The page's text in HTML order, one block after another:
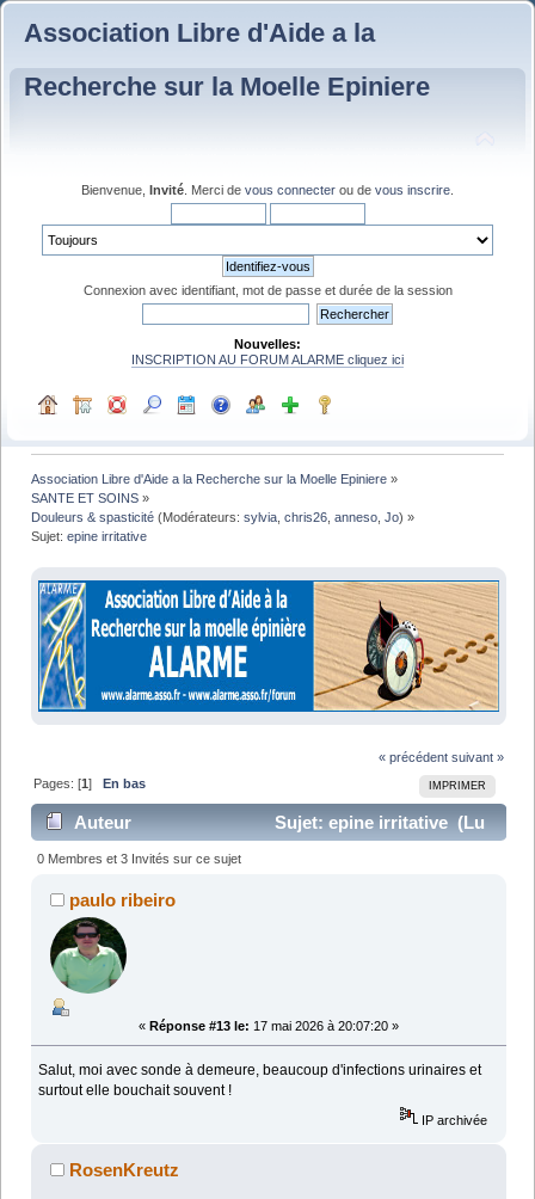
Association Libre d'Aide a la
Recherche sur la Moelle Epiniere
Bienvenue, Invité . Merci de vous connecter ou de vous inscrire
Connexion avec identifiant, mot de passe et durée de la session
Nouvelles:
INSCRIPTION AU FORUM ALARME cliquez ici
Association Libre d'Aide a la Recherche sur la Moelle Epiniere »
SANTE ET SOINS »
Douleurs & spasticité (Modérateurs:sylvia ,chris26 ,anneso ,Jo) »
Sujet:epine irritative
« précédent suivant »
IMPRIMER
Pages: [1] En bas
Auteur
Sujet: epine irritative (Lu
28705 fois)
0 Membres et 3 Invités sur ce sujet
paulo ribeiro
« Réponse #13 le: 17 mai 2026 à 20:07:20 »
Salut, moi avec sonde à demeure, beaucoup d'infections urinaires et
surtout elle bouchait souvent !
IP archivée
RosenKreutz